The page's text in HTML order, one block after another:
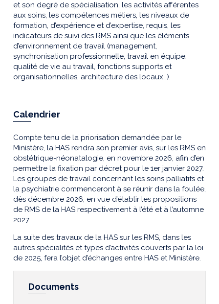
et son degré de spécialisation, les activités afférentes
aux soins, les compétences métiers, les niveaux de
formation, d’expérience et d’expertise, requis, les
indicateurs de suivi des RMS ainsi que les éléments
d’environnement de travail (management,
synchronisation professionnelle, travail en équipe,
qualité de vie au travail, fonctions supports et
organisationnelles, architecture des locaux…).
Calendrier
Compte tenu de la priorisation demandée par le
Ministère, la HAS rendra son premier avis, sur les RMS en
obstétrique-néonatalogie, en novembre 2026, afin d’en
permettre la fixation par décret pour le 1er janvier 2027.
Les groupes de travail concernant les soins palliatifs et
la psychiatrie commenceront à se réunir dans la foulée,
dès décembre 2026, en vue d’établir les propositions
de RMS de la HAS respectivement à l’été et à l’automne
2027.
La suite des travaux de la HAS sur les RMS, dans les
autres spécialités et types d’activités couverts par la loi
de 2025, fera l’objet d’échanges entre HAS et Ministère.
Documents